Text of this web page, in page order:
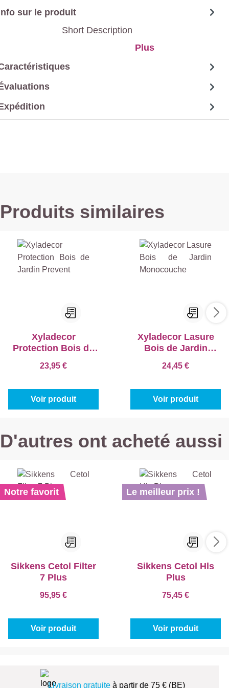
sur le produit
Short Description
Plus
Produits similaires
Xyladecor
Protection Bois de
23,95 €
Voir produit
Xyladecor Lasure
Bois de Jardin
24,45 €
Voir produit
D'autres ont acheté aussi
Notre favorit
Sikkens Cetol Filter
7 Plus
95,95 €
Voir produit
Le meilleur prix !
Sikkens Cetol Hls
Plus
75,45 €
Voir produit
Livraison gratuiteà partir de 75 € (BE)